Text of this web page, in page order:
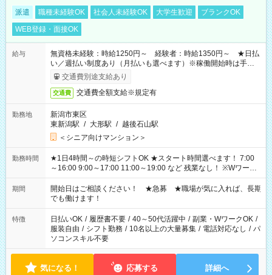
派遣 職種未経験OK 社会人未経験OK 大学生歓迎
ブランクOK
WEB登録・面接OK
給与
無資格未経験：時給1250円～ 経験者：時給1350円～ ★日払
い／週払い制度あり（月払いも選べます）※稼働開始時は手続き
完了次第のお支払いとなります。
交通費別途支給あり
交通費 交通費全額支給※規定有
勤務地
新潟市東区
東新潟駅 / 大形駅 / 越後石山駅
＜シニア向けマンション＞
勤務時間
★1日4時間～の時短シフトOK ★スタート時間選べます！ 7:00
～16:00 9:00～17:00 11:00～19:00 など 残業なし！ ※Wワーク
の場合、他のお仕事と合わせ週40時間超の就業はご案内できま
せん ※法令に基づき、週20時間以上勤務は社会保険への加入対
象となります ※労働者派遣法（日雇い派遣の原則禁止）によ
り、短時間・短期間の就業はご案内が難しい場合があります
期間
開始日はご相談ください！ ★急募 ★職場が気に入れば、長期
でも働けます！
特徴 日払いOK / 履歴書不要 / 40～50代活躍中 / 副業・WワークOK /
服装自由 / シフト勤務 / 10名以上の大量募集 / 電話対応なし / パ
ソコンスキル不要
気になる！ 応募する 詳細へ